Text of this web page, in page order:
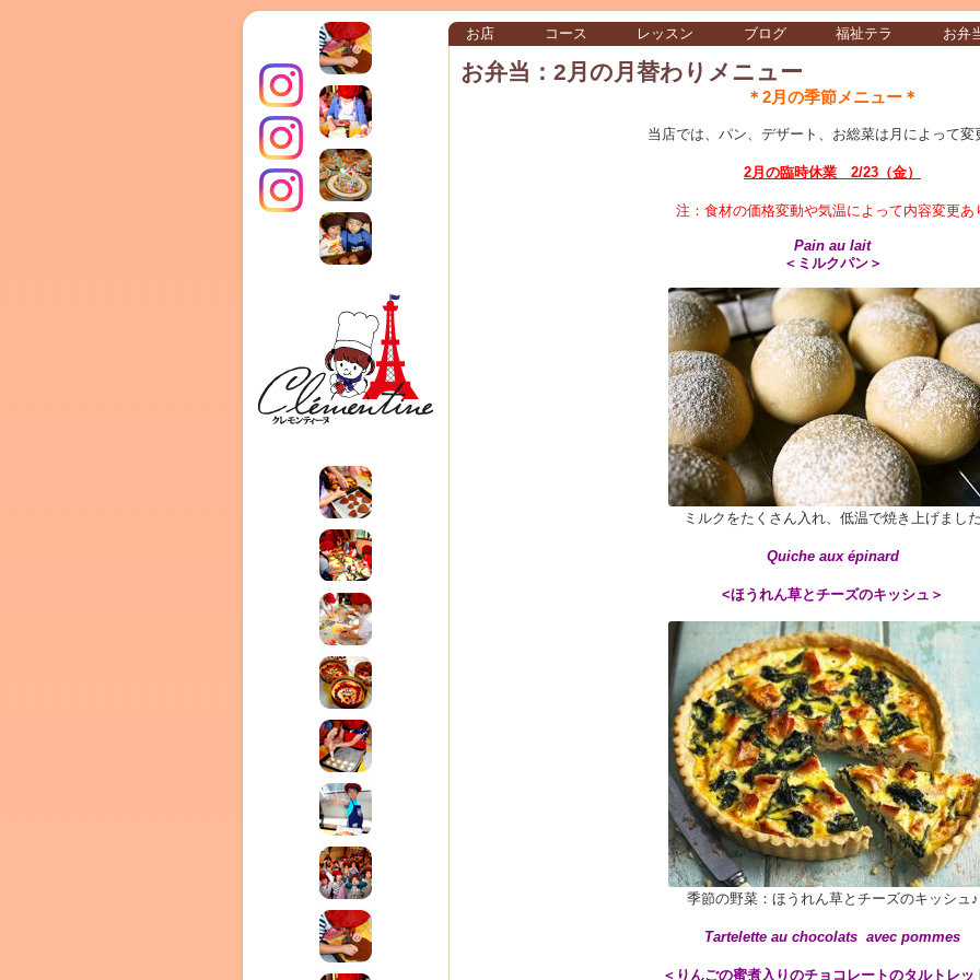
クレモンティーヌ – 新百合ヶ丘の料理教
室・テイクアウト Clémentine (produced
お店 コース レッスン ブログ 福祉テラ お弁
インス
タグラ
お弁当：2月の月替わりメニュー
＊2月の季節メニュー＊
当店では、パン、デザート、お総菜は月によって変
2月の臨時休業 2/23（金）
注：食材の価格変動や気温によって内容変更あ
Pain au lait
＜ミルクパン＞
ミルクをたくさん入れ、低温で焼き上げまし
Quiche aux épinard
<ほうれん草とチーズのキッシュ＞
季節の野菜：ほうれん草とチーズのキッシュ♪
Tartelette au chocolats avec pommes
＜りんごの蜜煮入りのチョコレートのタルトレッ